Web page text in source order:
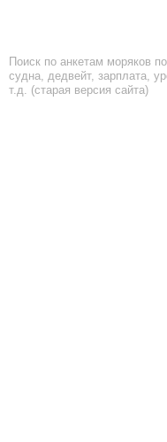
Поиск по анкетам моряков
судна, дедвейт, зарплата,
т.д. (старая версия сайта)